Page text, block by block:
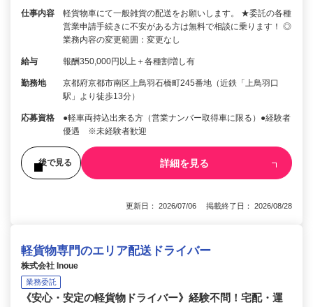
仕事内容
軽貨物車にて一般雑貨の配送をお願いします。 ★委託の各種
営業申請手続きに不安がある方は無料で相談に乗ります！ ◎
業務内容の変更範囲：変更なし
給与 報酬350,000円以上＋各種割増し有
勤務地
京都府京都市南区上鳥羽石橋町245番地（近鉄「上鳥羽口
駅」より徒歩13分）
応募資格
●軽車両持込出来る方（営業ナンバー取得車に限る）●経験者
優遇 ※未経験者歓迎
後で見る 詳細を見る
更新日： 2026/07/06 掲載終了日： 2026/08/28
軽貨物専門のエリア配送ドライバー
株式会社 Inoue
業務委託
《安心・安定の軽貨物ドライバー》経験不問！宅配・運